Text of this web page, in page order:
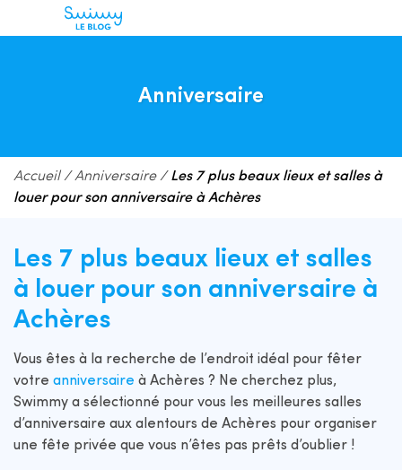
Anniversaire
Accueil/Anniversaire/ Les 7 plus beaux lieux et salles à
louer pour son anniversaire à Achères
Les 7 plus beaux lieux et salles
à louer pour son anniversaire à
Achères
Vous êtes à la recherche de l’endroit idéal pour fêter
votre anniversaire à Achères ? Ne cherchez plus,
Swimmy a sélectionné pour vous les meilleures salles
d’anniversaire aux alentours de Achères pour organiser
une fête privée que vous n’êtes pas prêts d’oublier !